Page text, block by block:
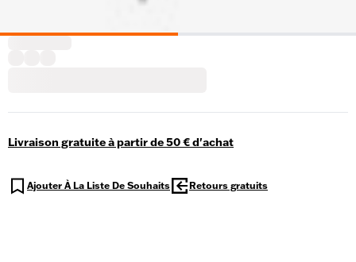
Livraison gratuite à partir de 50 € d'achat
Ajouter À La Liste De Souhaits Retours gratuits